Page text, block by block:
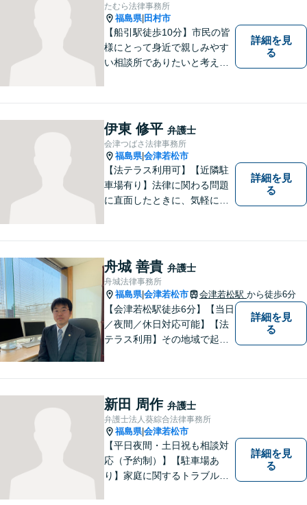
たむら法律事務所
福島県| 田村市
【船引駅徒歩10分】市民の皆
様にとって身近で親しみやす
い相談所でありたいと考えて
に、まずはお気軽にご相談く
ださい。 https://tamura-law.bi
z/ （公式ホームページ）
詳細を見
る
伊東 修平 弁護士
会津つばさ法律事務所
福島県|会津若松市
【法テラス利用可】【近隣駐
車場有り】法律に関わる問題
に直面したときに、気軽に相
ます。日々の生活の中で気に
なるようなことがありました
ら、お気軽にご相談くださ
い。
詳細を見
る
舟城 善貴 弁護士
舟城法律事務所
福島県|会津若松市 会津若松駅 から徒歩6分
【会津若松駅徒歩6分】【当日
／夜間／休日対応可能】【法
テラス利用】その地域で起こ
原動力です。トラブルがより
複雑化してしまう前に、ぜひ
お気軽にご連絡ください。
詳細を見
る
新田 周作 弁護士
弁護士法人葵綜合法律事務所
福島県|会津若松市
【平日夜間・土日祝も相談対
応（予約制）】【駐車場あ
り】家庭に関するトラブルか
詳細を見
る